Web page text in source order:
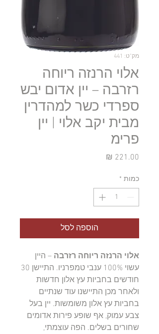
מק"ט: 441
אלוי הרנזה ריוחה
רזרבה – יין אדום יבש
ספרדי כשר למהדרין
מבית יקב אלוי | יין
פרימ
כמות *
הוספה לסל
אלוי הרנזה ריוחה רזרבה – היין
עשוי 100% ענבי טמפרניו. התיישן 30
חודשים בחביות עץ אלון חדשות
ולאחר מכן התיישנו עוד שנתיים
בחביות עץ אלון משומשות. יין בעל
צבע עמוק, אף שופע פירות אדומים
שחורים בשלים. הפה עוצמתי,